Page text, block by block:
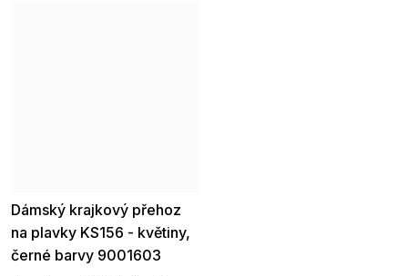
Dámský krajkový přehoz
na plavky KS156 - květiny,
černé barvy 9001603